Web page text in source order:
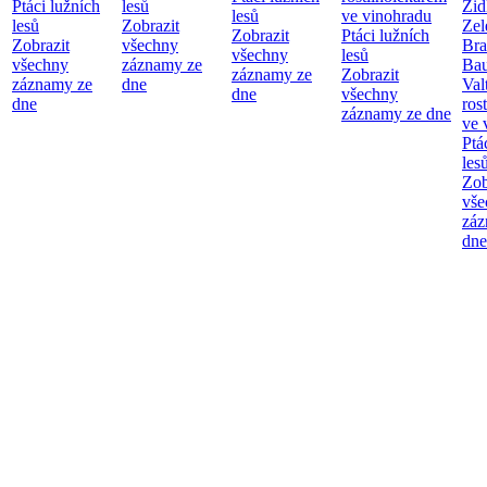
Ptáci lužních
lesů
Zobrazit
všechny
záznamy ze
dne
lesů
Zobrazit
všechny
záznamy ze
dne
lesů
Zobrazit
všechny
záznamy ze
dne
ve vinohradu
Ptáci lužních
lesů
Zobrazit
všechny
záznamy ze dne
ve
dne